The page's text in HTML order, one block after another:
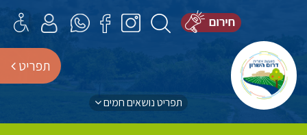
תפריט נושאים חמים
תפריט